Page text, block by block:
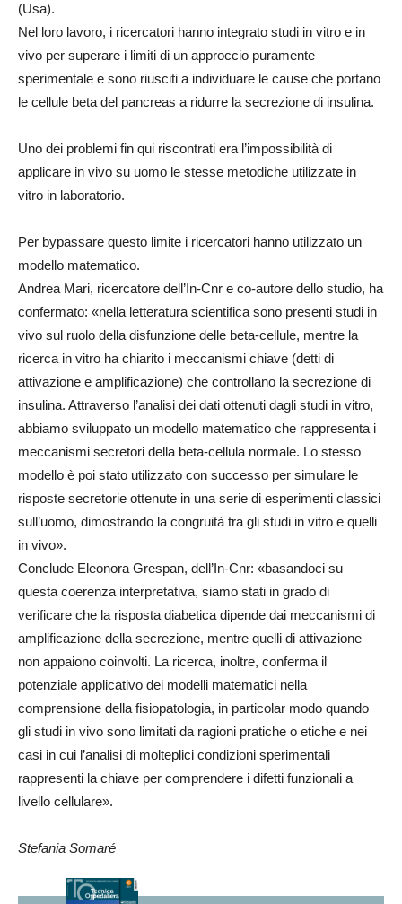
(Usa).
Nel loro lavoro, i ricercatori hanno integrato studi in vitro e in
vivo per superare i limiti di un approccio puramente
sperimentale e sono riusciti a individuare le cause che portano
le cellule beta del pancreas a ridurre la secrezione di insulina.
Uno dei problemi fin qui riscontrati era l’impossibilità di
applicare in vivo su uomo le stesse metodiche utilizzate in
vitro in laboratorio.
Per bypassare questo limite i ricercatori hanno utilizzato un
modello matematico.
Andrea Mari, ricercatore dell’In-Cnr e co-autore dello studio, ha
confermato: «nella letteratura scientifica sono presenti studi in
vivo sul ruolo della disfunzione delle beta-cellule, mentre la
ricerca in vitro ha chiarito i meccanismi chiave (detti di
attivazione e amplificazione) che controllano la secrezione di
insulina. Attraverso l’analisi dei dati ottenuti dagli studi in vitro,
abbiamo sviluppato un modello matematico che rappresenta i
meccanismi secretori della beta-cellula normale. Lo stesso
modello è poi stato utilizzato con successo per simulare le
risposte secretorie ottenute in una serie di esperimenti classici
sull’uomo, dimostrando la congruità tra gli studi in vitro e quelli
in vivo».
Conclude Eleonora Grespan, dell’In-Cnr: «basandoci su
questa coerenza interpretativa, siamo stati in grado di
verificare che la risposta diabetica dipende dai meccanismi di
amplificazione della secrezione, mentre quelli di attivazione
non appaiono coinvolti. La ricerca, inoltre, conferma il
potenziale applicativo dei modelli matematici nella
comprensione della fisiopatologia, in particolar modo quando
gli studi in vivo sono limitati da ragioni pratiche o etiche e nei
casi in cui l’analisi di molteplici condizioni sperimentali
rappresenti la chiave per comprendere i difetti funzionali a
livello cellulare».
Stefania Somaré